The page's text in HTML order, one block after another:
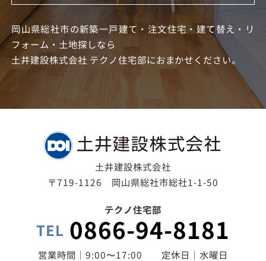
岡山県総社市の新築一戸建て・注文住宅・建て替え・リ
フォーム・土地探しなら
土井建設株式会社 テクノ住宅部におまかせください。
土井建設株式会社
〒719-1126 岡山県総社市総社1-1-50
テクノ住宅部
TEL 0866-94-8181
営業時間｜9:00〜17:00 定休日｜水曜日